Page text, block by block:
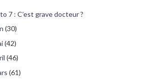
7 : C’est grave docteur ?
(30)
(42)
(46)
(61)